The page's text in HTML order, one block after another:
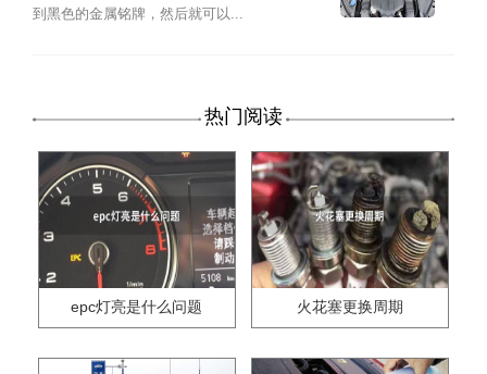
到黑色的金属铭牌，然后就可以...
热门阅读
epc灯亮是什么问题 火花塞更换周期